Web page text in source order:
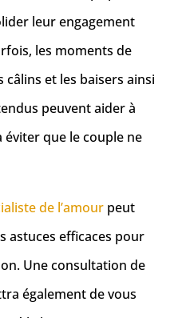
leur engagement
les moments de
câlins et les baisers ainsi
peuvent aider à
que le couple ne
de l’amourpeut
astuces efficaces pour
Une consultation de
également de vous